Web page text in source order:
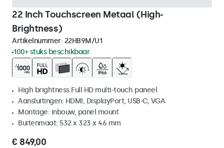
22 Inch Touchscreen Metaal (High-
Brightness)
Artikelnummer: 22HB9M/U1
100+ stuks beschikbaar
High brightness Full HD multi-touch paneel
Aansluitingen: HDMI, DisplayPort, USB-C, VGA
Montage: inbouw, panel mount
Buitenmaat: 532 x 323 x 46 mm
€ 849,00